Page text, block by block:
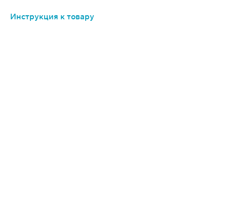
Инструкция к товару